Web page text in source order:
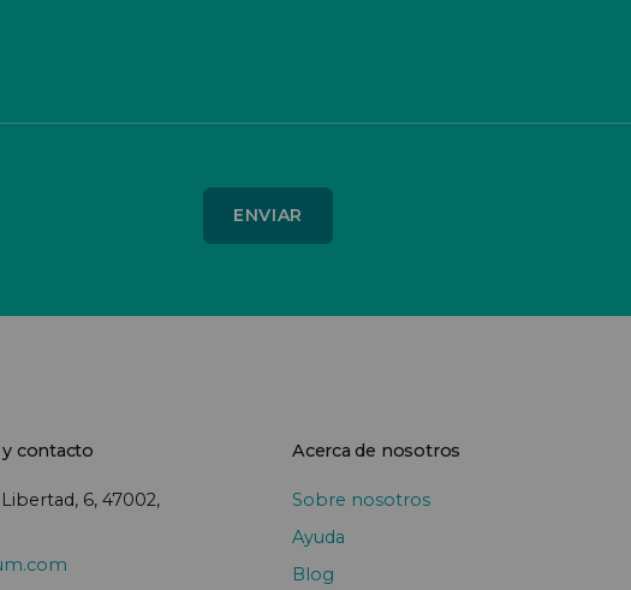
y contacto
6, 47002,
Acerca de nosotros
Sobre nosotros
Ayuda
Blog